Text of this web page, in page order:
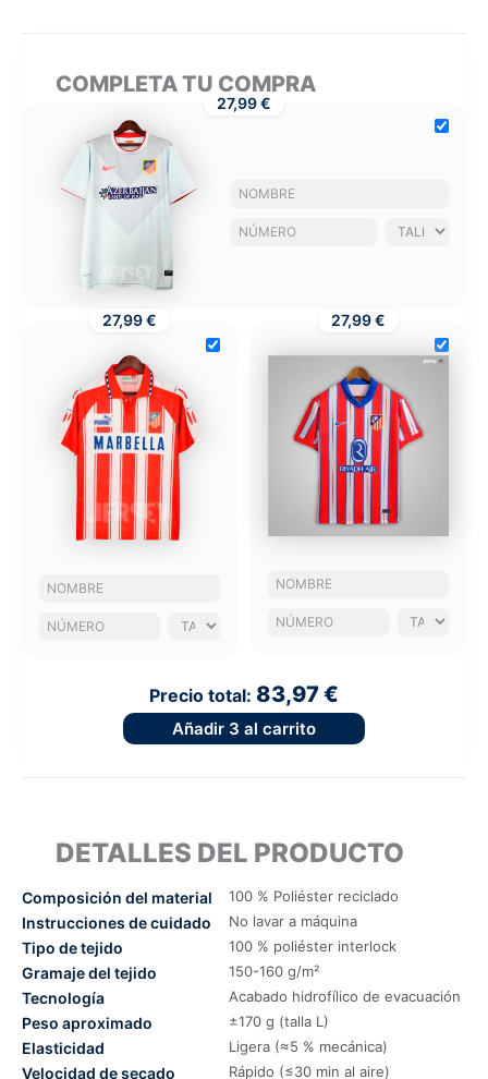
COMPLETA TU COMPRA
27,99 €
27,99 € 27,99 €
Precio total: 83,97 €
Añadir 3 al carrito
DETALLES DEL PRODUCTO
Composición del material 100 % Poliéster reciclado
Instrucciones de cuidado No lavar a máquina
Tipo de tejido 100 % poliéster interlock
Gramaje del tejido 150-160 g/m²
Tecnología Acabado hidrofílico de evacuación
Peso aproximado ±170 g (talla L)
Elasticidad Ligera (≈5 % mecánica)
Velocidad de secado Rápido (≤30 min al aire)